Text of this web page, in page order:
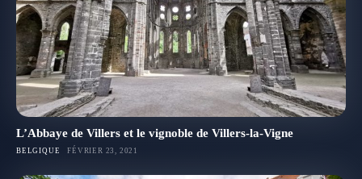
L’Abbaye de Villers et le vignoble de Villers-la-Vigne
BELGIQUE FÉVRIER 23, 2021